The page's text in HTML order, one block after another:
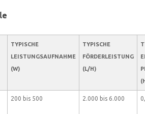
TYPISCHE
LEISTUNGSAUFNAHME
(W)
TYPISCHE
FÖRDERLEISTUNG
(L/H)
200 bis 500 2.000 bis 6.000